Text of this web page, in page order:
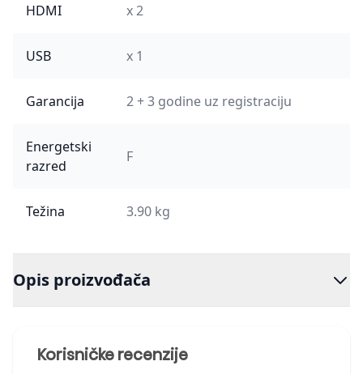
HDMI x 2
USB x 1
Garancija 2 + 3 godine uz registraciju
Energetski
razred
F
Težina 3.90 kg
Opis proizvođača
Korisničke recenzije